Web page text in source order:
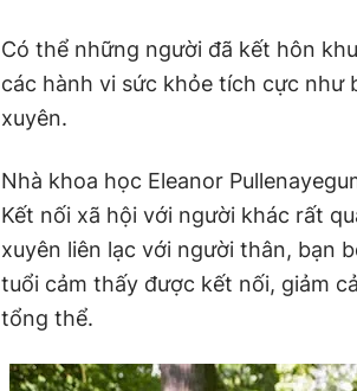
Có thể những người đã kết hôn
các hành vi sức khỏe tích cực
xuyên.
Nhà khoa học Eleanor
Kết nối xã hội với người khác rất
xuyên liên lạc với người thân, bạn
tuổi cảm thấy được kết nối, giảm
tổng thể.